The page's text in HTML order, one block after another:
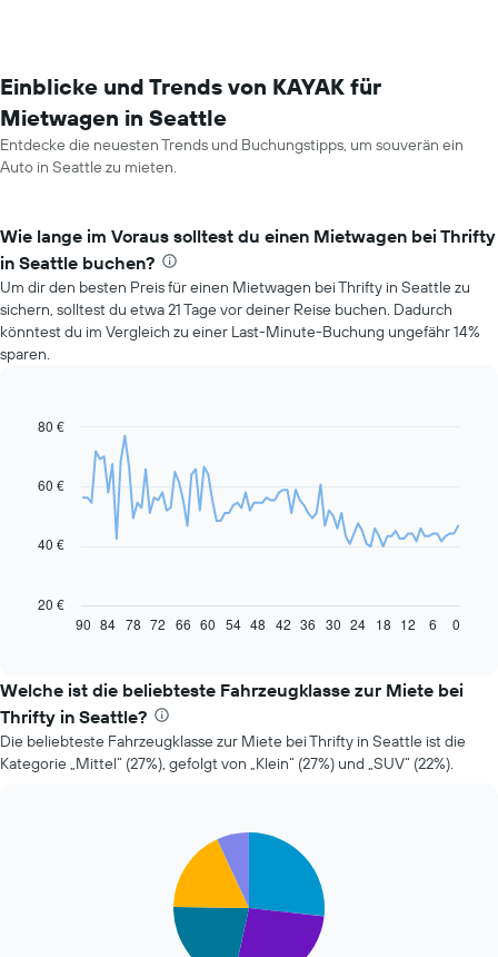
Einblicke und Trends von KAYAK für
Mietwagen in Seattle
Entdecke die neuesten Trends und Buchungstipps, um souverän ein
Auto in Seattle zu mieten.
Wie lange im Voraus solltest du einen Mietwagen bei Thrifty
in Seattle buchen?
Um dir den besten Preis für einen Mietwagen bei Thrifty in Seattle zu
sichern, solltest du etwa 21 Tage vor deiner Reise buchen. Dadurch
könntest du im Vergleich zu einer Last-Minute-Buchung ungefähr 14%
sparen.
Line
91
data
Diagramm
der
Preis
eines
Mietwagens
entwickelt,
Chart
20 €
40 €
60 €
80 €
90 84 78 72 66 60 54 48 42 36 30 24 18 12 6 0
Welche ist die beliebteste Fahrzeugklasse zur Miete bei
Thrifty in Seattle?
Die beliebteste Fahrzeugklasse zur Miete bei Thrifty in Seattle ist die
Kategorie „Mittel“ (27%), gefolgt von „Klein“ (27%) und „SUV“ (22%).